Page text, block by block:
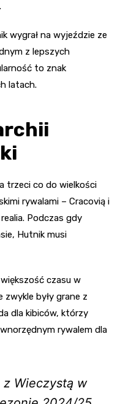
wygrał na wyjeździe ze
z lepszych
to znak
latach.
trzeci co do wielkości
rywalami – Cracovią i
Podczas gdy
Hutnik musi
czasu w
zwykle były grane z
dla kibiców, którzy
rywalem dla
z Wieczystą w